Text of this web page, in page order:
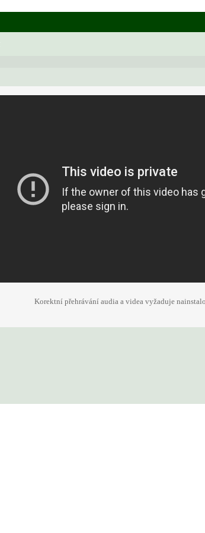
Korektní přehrávání audia a videa vyžaduje